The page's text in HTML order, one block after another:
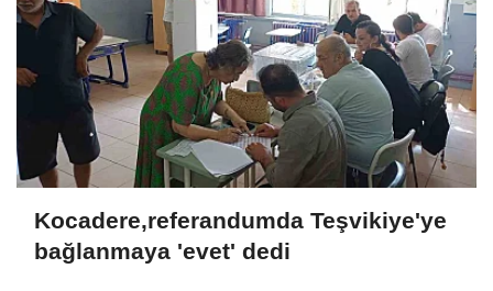
Kocadere,referandumda Teşvikiye'ye
bağlanmaya 'evet' dedi